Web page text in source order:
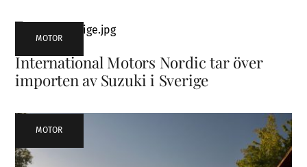
MOTOR
International Motors Nordic tar över
importen av Suzuki i Sverige
MOTOR